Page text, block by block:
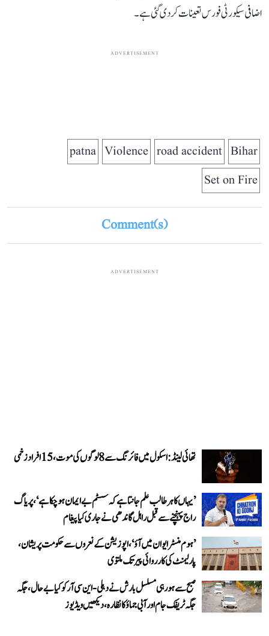
اضافی سیکورٹی فورس تعینات کر دی گئی ہے۔
ADVERTISEMENT
Bihar
road accident
Violence
patna
Set on Fire
Comment(s)
ADVERTISEMENT
تھائی لینڈ: اسکول میں فائرنگ سے 8 لوگوں کی موت، 15 افراد زخمی
’یہاں کا ہر طالب علم جانتا ہے کہ سسٹم بے ایمان ہو چکا ہے‘، پریاگ
راج پہنچنے سے قبل راہل گاندھی نے جاری کیا پیغام
’ہوم منسٹر ایوان میں آؤ‘، اپوزیشن کے نعروں سے حکومت پریشان،
پارلیمنٹ کی کارروائی پیر تک ملتوی
صبح سے ہو رہی مسلسل بارش نے دہلی-این سی آر کو کیا بے حال، جگہ
جگہ ٹریفک جام اور آبی جماؤ کا نظارہ، دیکھیں ویڈیوز